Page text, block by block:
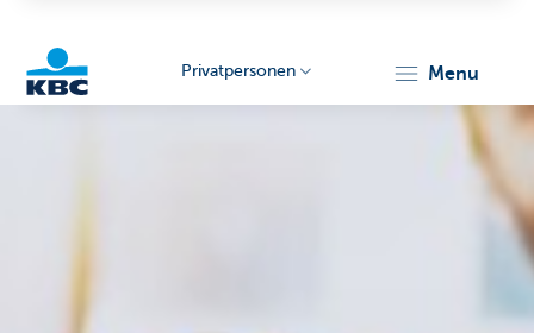
Privatpersonen menu